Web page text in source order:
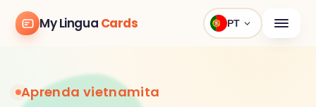
My Lingua Cards PT
Aprenda vietnamita